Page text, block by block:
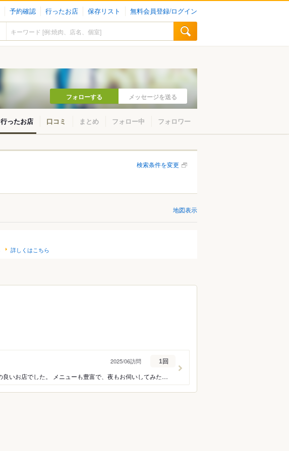
予約確認 行ったお店 保存リスト 無料会員登録/ログイン
フォローする メッセージを送る
行ったお店 口コミ まとめ フォロー中 フォロワー
検索条件を変更
地図表示
詳しくはこちら
昔ながらの中華そばで美味しいです。店員さんも明るく。居心地の良いお店でした。 メニューも豊富で、夜もお伺いしてみたいです。おしぼりは、欲しかったかなと思います。 PayPayも可能。12時前に行きましたが待たずに入れました。お昼時はやはり混み始めました。
2025/06訪問 1回